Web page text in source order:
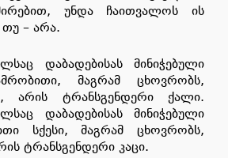
უნდა ჩაითვალოს ის
– არა.
დაბადებისას მინიჭებული
მაგრამ ცხოვრობს,
ტრანსგენდერი ქალი.
დაბადებისას მინიჭებული
სქესი, მაგრამ ცხოვრობს,
ტრანსგენდერი კაცი.